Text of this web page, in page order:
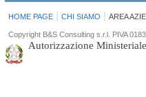
HOME PAGE| CHI SIAMO | AREA
Copyright B&S Consulting s.r.l. PIVA
Autorizzazione